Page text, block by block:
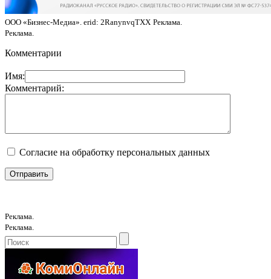
ООО «Бизнес-Медиа». erid: 2RanynvqTXX Реклама.
Реклама.
Комментарии
Имя:
Комментарий:
Согласие на обработку персональных данных
Реклама.
Реклама.